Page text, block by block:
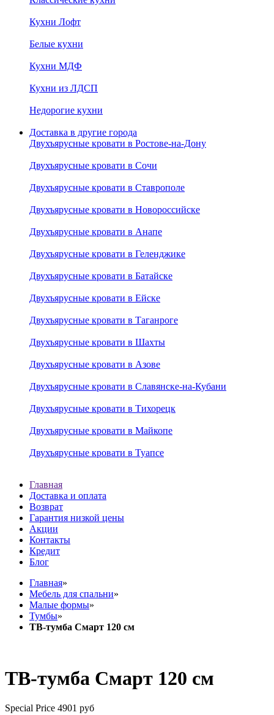
Кухни Лофт
Белые кухни
Кухни МДФ
Кухни из ЛДСП
Недорогие кухни
Доставка в другие города
Двухъярусные кровати в Ростове-на-Дону
Двухъярусные кровати в Сочи
Двухъярусные кровати в Ставрополе
Двухъярусные кровати в Новороссийске
Двухъярусные кровати в Анапе
Двухъярусные кровати в Геленджике
Двухъярусные кровати в Батайске
Двухъярусные кровати в Ейске
Двухъярусные кровати в Таганроге
Двухъярусные кровати в Шахты
Двухъярусные кровати в Азове
Двухъярусные кровати в Славянске-на-Кубани
Двухъярусные кровати в Тихорецк
Двухъярусные кровати в Майкопе
Двухъярусные кровати в Туапсе
Главная
Доставка и оплата
Возврат
Гарантия низкой цены
Акции
Контакты
Кредит
Блог
Главная»
Мебель для спальни»
Малые формы»
Тумбы»
ТВ-тумба Смарт 120 см
ТВ-тумба Смарт 120 см
Special Price 4901 руб